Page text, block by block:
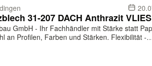
GmbH - Ihr Fachhändler mit Stärke statt
an Profilen, Farben und Stärken. Flexibilität -
Mengen erhältlich. Service - fachkundige